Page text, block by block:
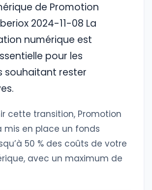
de Promotion
2024-11-08 La
numérique est
pour les
souhaitant rester
cette transition, Promotion
mis en place un fonds
50 % des coûts de votre
avec un maximum de